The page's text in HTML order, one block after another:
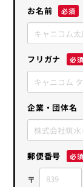
お名前
フリガナ
企業・団体名
郵便番号